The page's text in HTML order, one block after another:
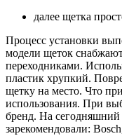
далее щетка
Процесс установки
модели щеток
переходниками.
пластик хрупкий.
щетку на место. Что
использования. При
бренд. На сегодняшний
зарекомендовали: